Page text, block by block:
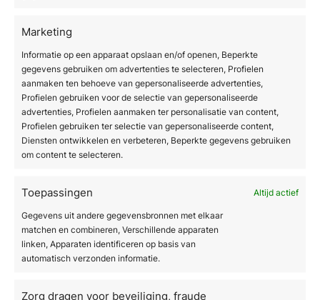
Marketing
Informatie op een apparaat opslaan en/of openen, Beperkte
gegevens gebruiken om advertenties te selecteren, Profielen
aanmaken ten behoeve van gepersonaliseerde advertenties,
Profielen gebruiken voor de selectie van gepersonaliseerde
advertenties, Profielen aanmaken ter personalisatie van content,
Profielen gebruiken ter selectie van gepersonaliseerde content,
Diensten ontwikkelen en verbeteren, Beperkte gegevens gebruiken
om content te selecteren.
Toepassingen Altijd actief
Gegevens uit andere gegevensbronnen met elkaar
matchen en combineren, Verschillende apparaten
linken, Apparaten identificeren op basis van
automatisch verzonden informatie.
Zorg dragen voor beveiliging, fraude
Het belangrijkste verschil tussen IPL en laser is
de aard van het licht. Een laser gebruikt één
specifieke, coherente golflengte die diep en
gericht in de huid doordringt. IPL gebruikt een
breed spectrum aan golflengten dat minder
gefocust is, maar meerdere doelwitten tegelijk
kan aanpakken.
IPL is bij uitstek geschikt voor oppervlakkige
huidproblemen waarbij meerdere indicaties
tegelijk worden behandeld, zoals
pigmentvlekken gecombineerd met couperose.